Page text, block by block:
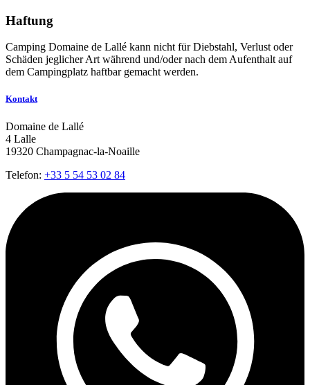
Haftung
Camping Domaine de Lallé kann nicht für Diebstahl, Verlust oder
Schäden jeglicher Art während und/oder nach dem Aufenthalt auf
dem Campingplatz haftbar gemacht werden.
Kontakt
Domaine de Lallé
4 Lalle
19320 Champagnac-la-Noaille
Telefon: +33 5 54 53 02 84